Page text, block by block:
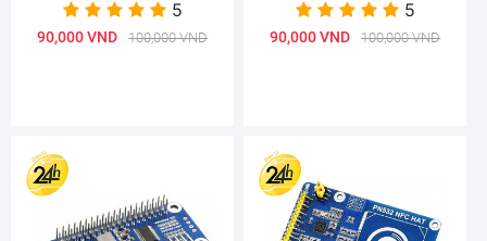
5
90,000 VND 100,000 VND
5
90,000 VND 100,000 VND